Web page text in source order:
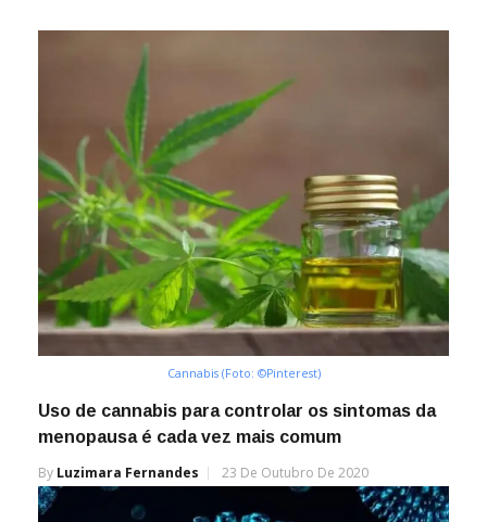
Cannabis (Foto: ©Pinterest)
Uso de cannabis para controlar os sintomas da
menopausa é cada vez mais comum
By Luzimara Fernandes 23 De Outubro De 2020